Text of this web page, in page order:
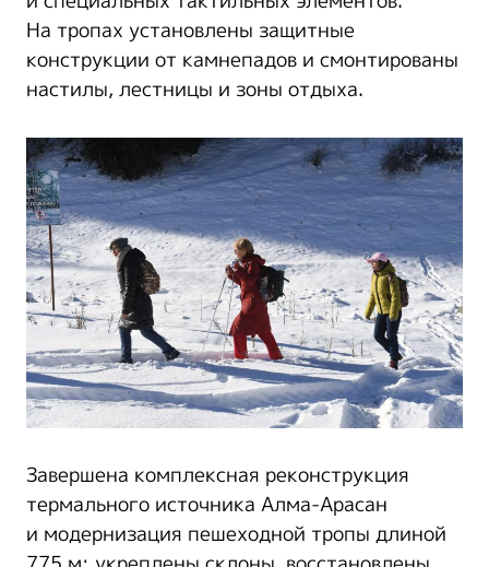
На тропах установлены защитные
конструкции от камнепадов и смонтированы
настилы, лестницы и зоны отдыха.
Завершена комплексная реконструкция
термального источника Алма-Арасан
и модернизация пешеходной тропы длиной